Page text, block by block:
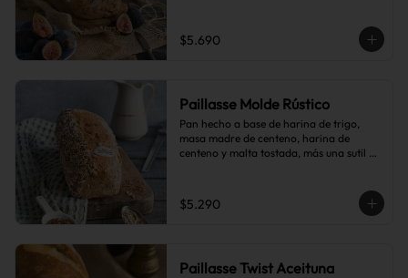
$5.690
Paillasse Molde Rústico
Pan hecho a base de harina de trigo,
masa madre de centeno, harina de
centeno y malta tostada, más una sutil
tostado y frutos secos.
$5.290
Paillasse Twist Aceituna